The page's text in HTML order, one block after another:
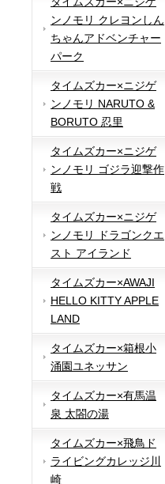
ンノモリ クレヨンしん
ちゃんアドベンチャー
パーク
タイムズカー×ニジゲ
ンノモリ NARUTO &
BORUTO 忍里
タイムズカー×ニジゲ
ンノモリ ゴジラ迎撃作
戦
タイムズカー×ニジゲ
ンノモリ ドラゴンクエ
スト アイランド
タイムズカー×AWAJI
HELLO KITTY APPLE
LAND
タイムズカー×箱根小
涌園ユネッサン
タイムズカー×有馬温
泉 太閤の湯
タイムズカー×飛鳥ド
ライビングカレッジ川
崎